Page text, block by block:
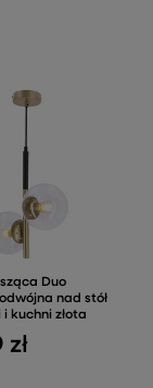
Duo
nad stół
kuchni złota
zł